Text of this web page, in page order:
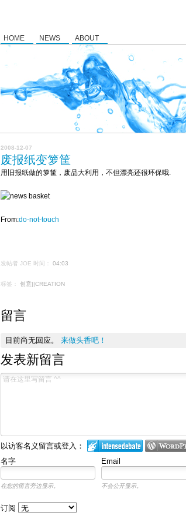
HOME NEWS ABOUT
2008-12-07
废报纸变箩筐
用旧报纸做的箩筐，废品大利用，不但漂亮还很环保哦.
From:do-not-touch
发帖者 JOE 时间： 04:03
标签： 创意||CREATION
留言
目前尚无回应。 来做头香吧！
发表新留言
以访客名义留言或登入：
名字
Email
在您的留言旁边显示。 不会公开显示。
订阅